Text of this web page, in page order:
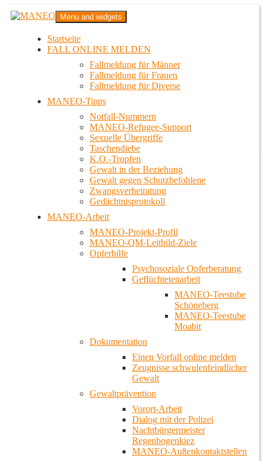
Zum
InhaltMANEO
Das schwule Anti-Gewalt-Projekt in Berlin
Menu and widgets
Startseite
FALL ONLINE MELDEN
Fallmeldung für Männer
Fallmeldung für Frauen
Fallmeldung für Diverse
MANEO-Tipps
Notfall-Nummern
MANEO-Refugee-Support
Sexuelle Übergriffe
Taschendiebe
K.O.-Tropfen
Gewalt in der Beziehung
Gewalt gegen Schutzbefohlene
Zwangsverheiratung
Gedächtnisprotokoll
MANEO-Arbeit
MANEO-Projekt-Profil
MANEO-QM-Leitbild-Ziele
Opferhilfe
Psychosoziale Opferberatung
Geflüchtetenarbeit
MANEO-Teestube
Schöneberg
MANEO-Teestube
Moabit
Dokumentation
Einen Vorfall online melden
Zeugnisse schwulenfeindlicher
Gewalt
Gewaltprävention
Vorort-Arbeit
Dialog mit der Polizei
Nachtbürgermeister
Regenbogenkiez
MANEO-Außenkontaktstellen